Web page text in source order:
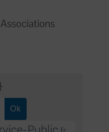
Associations